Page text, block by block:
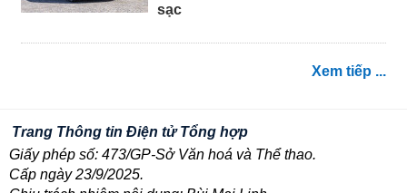
sạc
Xem tiếp ...
Trang Thông tin Điện tử Tổng hợp
Giấy phép số: 473/GP-Sở Văn hoá và Thể thao.
Cấp ngày 23/9/2025.